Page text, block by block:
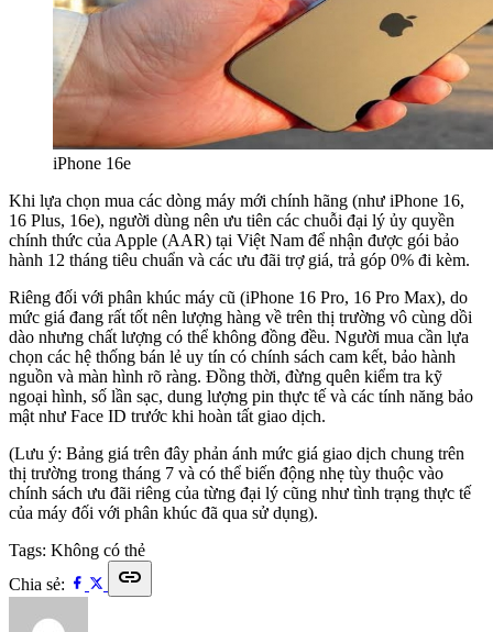
iPhone 16e
Khi lựa chọn mua các dòng máy mới chính hãng (như iPhone 16,
16 Plus, 16e), người dùng nên ưu tiên các chuỗi đại lý ủy quyền
chính thức của Apple (AAR) tại Việt Nam để nhận được gói bảo
hành 12 tháng tiêu chuẩn và các ưu đãi trợ giá, trả góp 0% đi kèm.
Riêng đối với phân khúc máy cũ (iPhone 16 Pro, 16 Pro Max), do
mức giá đang rất tốt nên lượng hàng về trên thị trường vô cùng dồi
dào nhưng chất lượng có thể không đồng đều. Người mua cần lựa
chọn các hệ thống bán lẻ uy tín có chính sách cam kết, bảo hành
nguồn và màn hình rõ ràng. Đồng thời, đừng quên kiểm tra kỹ
ngoại hình, số lần sạc, dung lượng pin thực tế và các tính năng bảo
mật như Face ID trước khi hoàn tất giao dịch.
(Lưu ý: Bảng giá trên đây phản ánh mức giá giao dịch chung trên
thị trường trong tháng 7 và có thể biến động nhẹ tùy thuộc vào
chính sách ưu đãi riêng của từng đại lý cũng như tình trạng thực tế
của máy đối với phân khúc đã qua sử dụng).
Tags: Không có thẻ
Chia sẻ:
link